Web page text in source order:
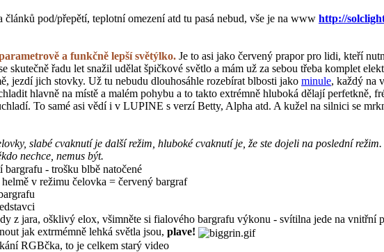
pod/přepětí, teplotní omezení atd tu pasá nebud, vše je na www http://
a funkčně lepší světýlko. Je to asi jako červený prapor pro lidi, kteří
skutečně řadu let snažil udělat špičkové světlo a mám už za sebou třeba komplet
jezdí jich stovky. Už tu nebudu dlouhosáhle rozebírat blbosti jako minule, každý na
hlavně na místě a malém pohybu a to takto extrémně hluboká dělají perfetkně,
To samé asi vědí i v LUPINE s verzí Betty, Alpha atd. A kužel na silnici se
slabé cvaknutí je další režim, hluboké cvaknutí je, že ste dojeli na poslední
nechce, nemus být.
bargrafu - trošku blbě natočené
v režimu čelovka = červený bargraf
z jara, ošklivý elox, všimněte si fialového bargrafu výkonu - svítilna jede na vnitřní
jak extrmémně lehká světla jsou, plave!
RGBčka, to je celkem starý video